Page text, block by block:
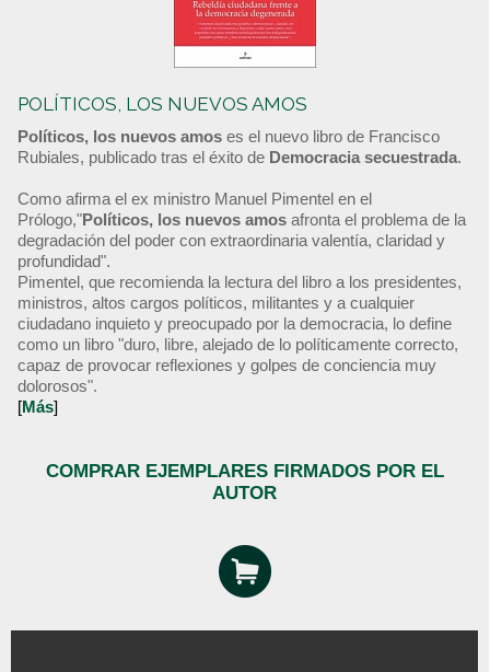
POLÍTICOS, LOS NUEVOS AMOS
Políticos, los nuevos amos es el nuevo libro de Francisco
Rubiales, publicado tras el éxito de Democracia secuestrada.
Como afirma el ex ministro Manuel Pimentel en el
Prólogo,"Políticos, los nuevos amos afronta el problema de la
degradación del poder con extraordinaria valentía, claridad y
profundidad".
Pimentel, que recomienda la lectura del libro a los presidentes,
ministros, altos cargos políticos, militantes y a cualquier
ciudadano inquieto y preocupado por la democracia, lo define
como un libro "duro, libre, alejado de lo políticamente correcto,
capaz de provocar reflexiones y golpes de conciencia muy
dolorosos".
[Más]
COMPRAR EJEMPLARES FIRMADOS POR EL
AUTOR